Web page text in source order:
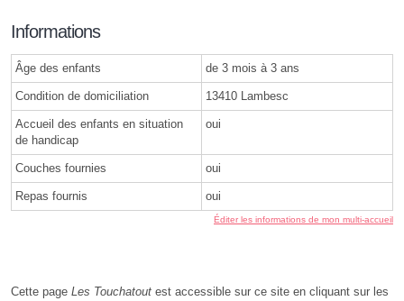
Informations
Âge des enfants de 3 mois à 3 ans
Condition de domiciliation 13410 Lambesc
Accueil des enfants en situation
de handicap
oui
Couches fournies oui
Repas fournis oui
Éditer les informations de mon multi-accueil
Cette page Les Touchatout est accessible sur ce site en cliquant sur les